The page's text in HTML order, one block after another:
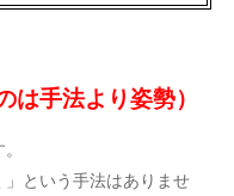
は手法より姿勢）
という手法はありませ